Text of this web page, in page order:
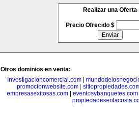
Realizar una Oferta
Precio Ofrecido $
Otros dominios en venta:
investigacioncomercial.com
promocionwebsite.com
empresasexitosas.com
eventosybanquetes.com